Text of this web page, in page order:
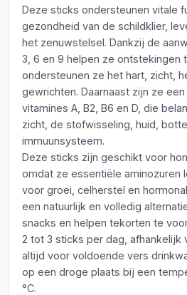
Deze sticks ondersteunen vitale
gezondheid van de schildklier,
het zenuwstelsel. Dankzij de
3, 6 en 9 helpen ze ontstekingen
ondersteunen ze het hart, zicht,
gewrichten. Daarnaast zijn ze
vitamines A, B2, B6 en D, die
zicht, de stofwisseling, huid,
immuunsysteem.
Deze sticks zijn geschikt voor
omdat ze essentiële aminozuren
voor groei, celherstel en
een natuurlijk en volledig
snacks en helpen tekorten te
2 tot 3 sticks per dag, afhankelijk
altijd voor voldoende vers
op een droge plaats bij een
°C.